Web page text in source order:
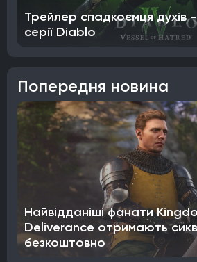
Трейлер спадкоємця духів
серії Diablo
Попередня новина
Найвідданіші фанати
Deliverance отримають
безкоштовно